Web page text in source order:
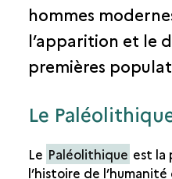
hommes
l’apparition et le
premières
Le
Le Paléolithique est la
l’histoire de